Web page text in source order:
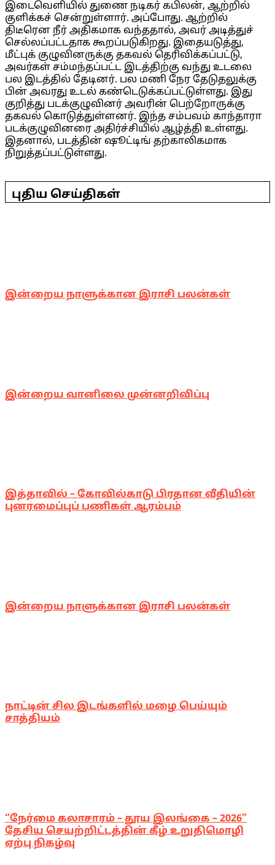
இடைவெளியில் துணை நடிகர் கபிலன், ஆற்றில்
குளிக்கச் சென்றுள்ளார். அப்போது. ஆற்றில்
திடீரென நீர் அதிகமாக வந்ததால், அவர் அடித்துச்
செல்லப்பட்டதாக கூறப்படுகிறது. இதையடுத்து,
மீட்புக் குழுவினருக்கு தகவல் தெரிவிக்கப்பட்டு,
அவர்கள் சம்மந்தப்பட்ட இடத்திற்கு வந்து உடலை
பல இடத்தில் தேடினர். பல மணி நேர தேடுதலுக்கு
பின் அவரது உடல் கண்டெடுக்கப்பட்டுள்ளது. இது
குறித்து படக்குழுவினர் அவரின் பெற்றோருக்கு
தகவல் கொடுத்துள்ளனர். இந்த சம்பவம் காந்தாரா
படக்குழுவினரை அதிர்ச்சியில் ஆழ்த்தி உள்ளது.
இதனால், படத்தின் ஷூட்டிங் தற்காலிகமாக
நிறுத்தப்பட்டுள்ளது.
08புதிய செய்திகள்
இன்றைய நாளுக்கான இராசி பலன்கள்
இன்றைய வானிலை முன்னறிவிப்பு
இத்தாவில் – கோவில்காடு பிரதான வீதியின்
புனரமைப்புப் பணிகள் ஆரம்பம்
இன்றைய நாளுக்கான இராசி பலன்கள்
நாட்டின் சில இடங்களில் மழை பெய்யும்
சாத்தியம்
“நேர்மை கலாசாரம் – தூய இலங்கை – 2026”
தேசிய செயற்றிட்டத்தின் கீழ் உறுதிமொழி
ஏற்பு நிகழ்வு